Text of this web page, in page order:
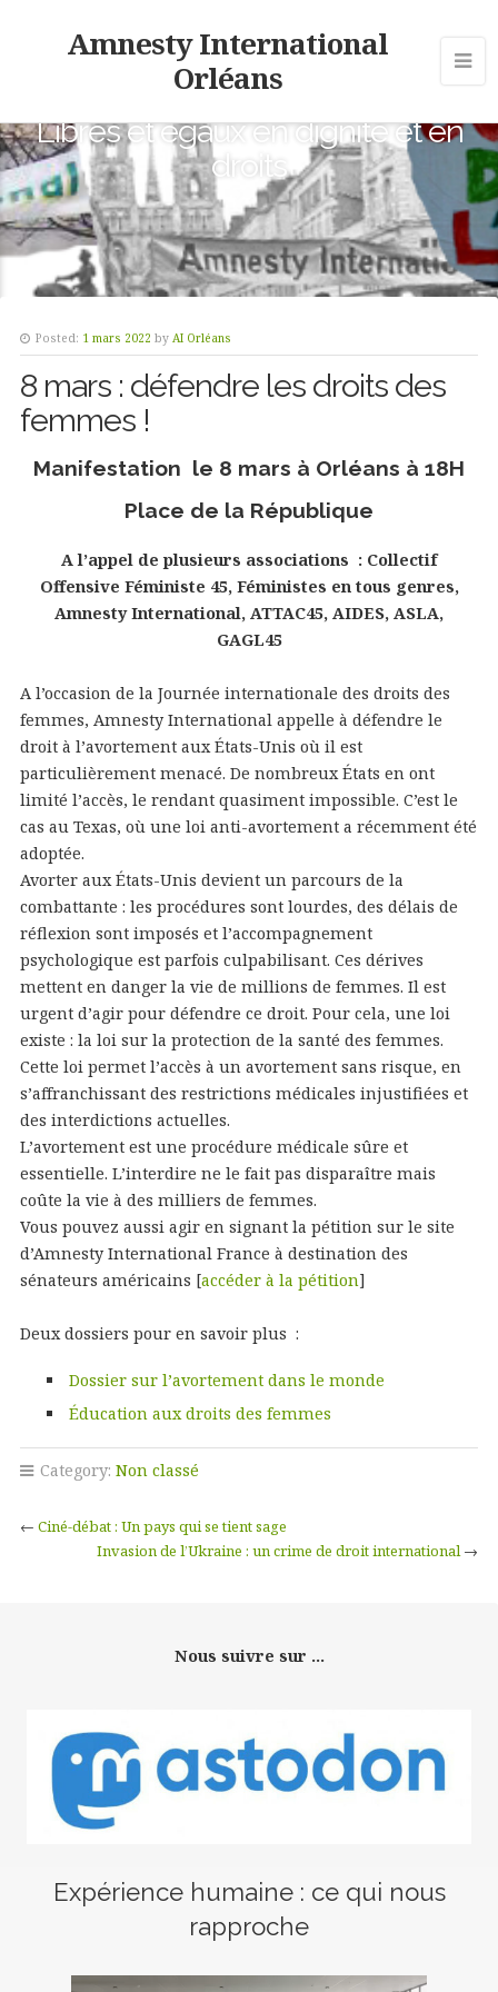
Amnesty International
Orléans
Libres et égaux en dignité et en
droits
Posted: 1 mars 2022 by AI Orléans
8 mars : défendre les droits des
femmes !
Manifestation le 8 mars à Orléans à 18H
Place de la République
A l’appel de plusieurs associations : Collectif
Offensive Féministe 45, Féministes en tous genres,
Amnesty International, ATTAC45, AIDES, ASLA,
GAGL45
A l’occasion de la Journée internationale des droits des
femmes, Amnesty International appelle à défendre le
droit à l’avortement aux États-Unis où il est
particulièrement menacé. De nombreux États en ont
limité l’accès, le rendant quasiment impossible. C’est le
cas au Texas, où une loi anti-avortement a récemment été
adoptée.
Avorter aux États-Unis devient un parcours de la
combattante : les procédures sont lourdes, des délais de
réflexion sont imposés et l’accompagnement
psychologique est parfois culpabilisant. Ces dérives
mettent en danger la vie de millions de femmes. Il est
urgent d’agir pour défendre ce droit. Pour cela, une loi
existe : la loi sur la protection de la santé des femmes.
Cette loi permet l’accès à un avortement sans risque, en
s’affranchissant des restrictions médicales injustifiées et
des interdictions actuelles.
L’avortement est une procédure médicale sûre et
essentielle. L’interdire ne le fait pas disparaître mais
coûte la vie à des milliers de femmes.
Vous pouvez aussi agir en signant la pétition sur le site
d’Amnesty International France à destination des
sénateurs américains [accéder à la pétition]
Deux dossiers pour en savoir plus :
Dossier sur l’avortement dans le monde
Éducation aux droits des femmes
Category: Non classé
← Ciné-débat : Un pays qui se tient sage
Invasion de l’Ukraine : un crime de droit international→
Nous suivre sur ...
Expérience humaine : ce qui nous
rapproche